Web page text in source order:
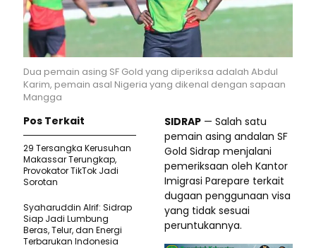
Dua pemain asing SF Gold yang diperiksa adalah Abdul
Karim, pemain asal Nigeria yang dikenal dengan sapaan
Mangga
SIDRAP — Salah satu
pemain asing andalan SF
Gold Sidrap menjalani
pemeriksaan oleh Kantor
Imigrasi Parepare terkait
dugaan penggunaan visa
yang tidak sesuai
peruntukannya.
Pos Terkait
29 Tersangka Kerusuhan
Makassar Terungkap,
Provokator TikTok Jadi
Sorotan
Syaharuddin Alrif: Sidrap
Siap Jadi Lumbung
Beras, Telur, dan Energi
Terbarukan Indonesia